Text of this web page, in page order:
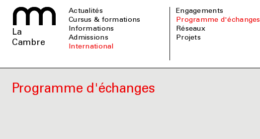
La
Cambre
Actualités
Cursus & formations
informations
admissions
international
Engagements
Programme d'échanges
Réseaux
Projets
Programme d'échanges